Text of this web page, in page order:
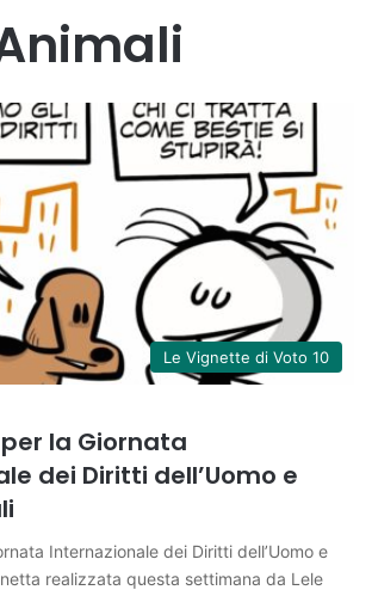
Le Vignette di Voto 10
la Giornata
dei Diritti dell’Uomo e
Internazionale dei Diritti dell’Uomo e
realizzata questa settimana da Lele